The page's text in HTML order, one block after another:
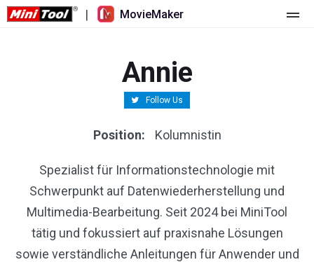
| MovieMaker
Übersicht
Mehrspurbearbeitung
Seitenverhältnis
Benutzerhandbuch
Tricks für Videobearbeitung
Video-Tools
Bildschirm-Rekorder
Video-Konverter
Annie
Follow Us
Position: Kolumnistin
Spezialist für Informationstechnologie mit
Schwerpunkt auf Datenwiederherstellung und
Multimedia-Bearbeitung. Seit 2024 bei MiniTool
tätig und fokussiert auf praxisnahe Lösungen
sowie verständliche Anleitungen für Anwender und